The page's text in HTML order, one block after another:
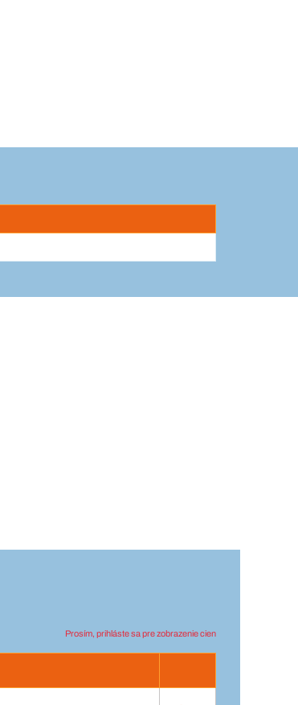
Prosím, prihláste sa pre zobrazenie cien